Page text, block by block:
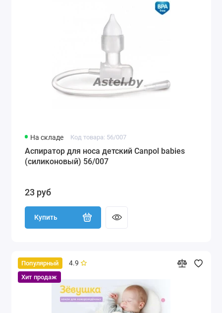
На складе Код товара: 56/007
Аспиратор для носа детский Canpol babies
(силиконовый) 56/007
23 руб
Купить
Популярный
Хит продаж
4.9